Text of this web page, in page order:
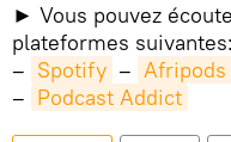
► Vous pouvez
plateformes suivantes:
– Spotify – Afripods
– Podcast Addict